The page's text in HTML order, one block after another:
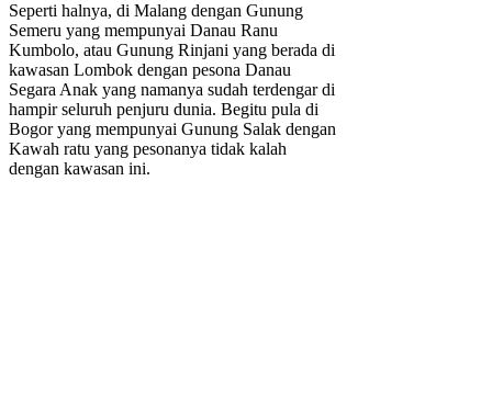
Seperti halnya, di Malang dengan Gunung
Semeru yang mempunyai Danau Ranu
Kumbolo, atau Gunung Rinjani yang berada di
kawasan Lombok dengan pesona Danau
Segara Anak yang namanya sudah terdengar di
hampir seluruh penjuru dunia. Begitu pula di
Bogor yang mempunyai Gunung Salak dengan
Kawah ratu yang pesonanya tidak kalah
dengan kawasan ini.